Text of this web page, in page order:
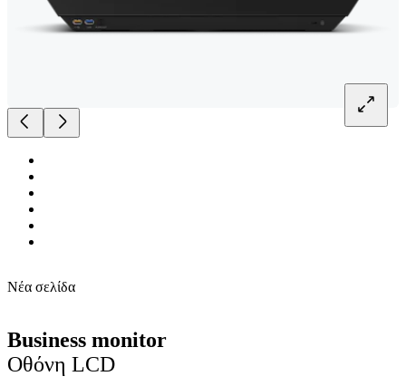
Νέα σελίδα
Business monitor
Οθόνη LCD